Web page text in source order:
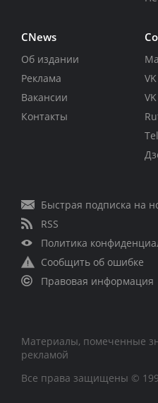
CNews
Об издании
Реклама
Вакансии
Контакты
VK
Быстрая подписка на
RSS
Политика
Сообщить об ошибке
Правовая информация
Материалы, помеченные
рекламой
Все права защищены ©